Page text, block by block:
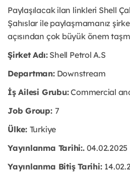
Paylaşılacak ilan linkleri Shell
Şahıslar ile paylaşmamanız
açısından çok büyük önem
Şirket Adı:Shell Petrol A.S
Departman:Downstream
İş Ailesi Grubu:Commercial
Job Group: 7
Ülke: Turkiye
Yayınlanma Tarihi:.04.02.2025
Yayınlanma Bitiş Tarihi: